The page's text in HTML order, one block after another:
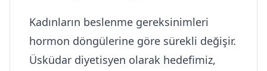
Kadınların beslenme gereksinimleri
hormon döngülerine göre sürekli değişir.
Üsküdar diyetisyen olarak hedefimiz,